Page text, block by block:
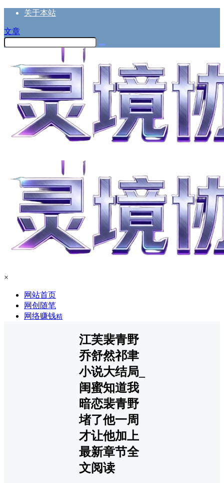
关于本站
文章
×
网站首页
网创随笔
网络赚钱精
江芙裴青野
乔舒然祁聿
小说大结局_
闺蜜知道我
暗恋裴青野
堵了他一周
才让他加上
最新章节全
文阅读